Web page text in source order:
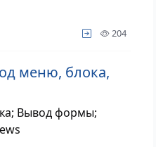
204
меню, блока,
Вывод формы;